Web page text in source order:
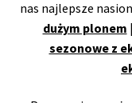
nas najlepsze
dużym plonem |
sezonowe z